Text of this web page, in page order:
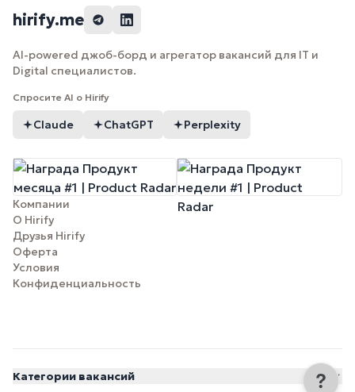
hirify.me
AI-powered джоб-борд и агрегатор вакансий для IT и
Digital специалистов.
Спросите AI о Hirify
Claude ChatGPT Perplexity
Компании
О Hirify
Друзья Hirify
Оферта
Условия
Конфиденциальность
Категории вакансий